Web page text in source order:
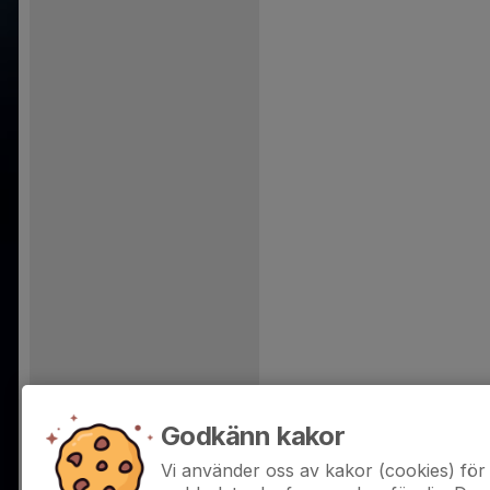
Godkänn kakor
Vi använder oss av kakor (cookies)